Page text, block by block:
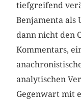
tiefgreifend
Benjamenta als
dann nicht den
Kommentars,
analytischen
Gegenwart mit